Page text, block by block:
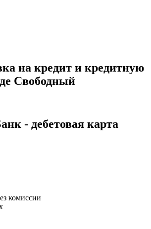
на кредит и кредитную
Свободный
- дебетовая карта
комиссии